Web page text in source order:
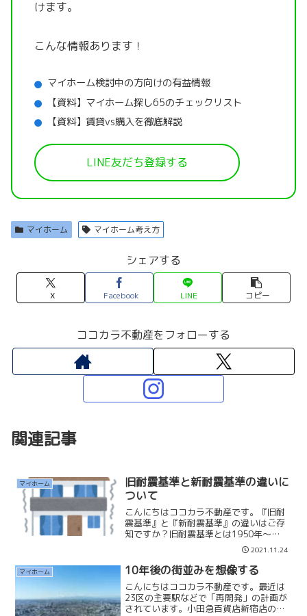
けます。
こんな情報あります！
マイホーム検討中の方向けの有益情報
【資料】マイホーム探し65のチェックリスト
【資料】賃貸vs購入を徹底解説
LINE友だち登録する
マイホーム マイホーム考え方
シェアする
X Facebook LINE コピー
ココカラ不動産をフォローする
関連記事
マイホーム
旧耐震基準と新耐震基準の違いに
ついて
こんにちはココカラ不動産です。『旧耐
震基準』と『新耐震基準』の違いはご存
知ですか？旧耐震基準とは1950年～
1981年5月31日まで基準で『震度5強程
度』の地震に対してほとんど損傷が生ず
るおそれがないことを検証すれば良く、
それ以上の地震につ...
2021.11.24
マイホーム 10年後の街並みを想像する
こんにちはココカラ不動産です。最近は
23区の主要駅などで「再開発」の計画が
されています。小田急百貨店新宿店の建